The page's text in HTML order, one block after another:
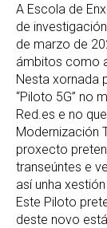
A Escola de
de
de marzo de
ámbitos como
Nesta xornada
“Piloto 5G” no
Red.es e no
Modernización
proxecto
transeúntes e
así unha
Este Piloto
deste novo